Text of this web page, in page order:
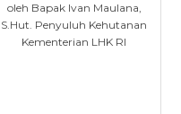
oleh Bapak Ivan Maulana,
S.Hut. Penyuluh Kehutanan
Kementerian LHK RI